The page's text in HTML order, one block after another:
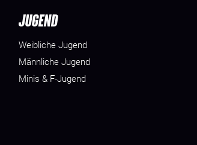
JUGEND
Weibliche Jugend
Männliche Jugend
Minis & F-Jugend